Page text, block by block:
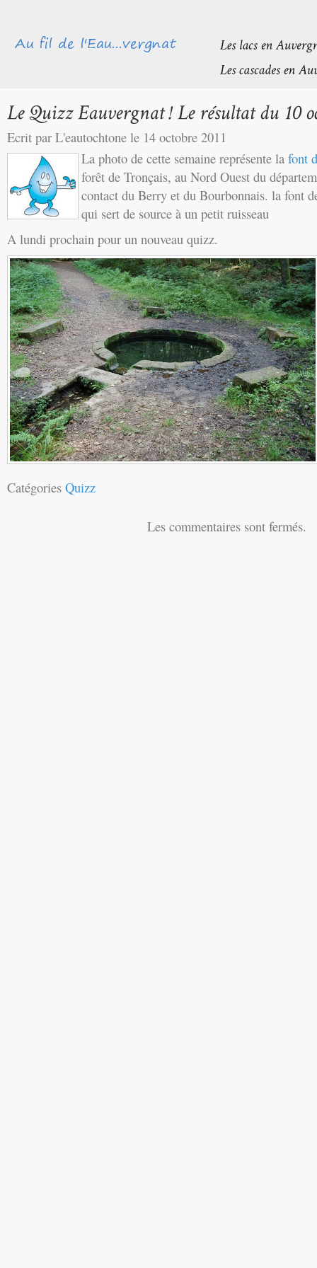
Ecrit par L'eautochtone le 14 octobre 2011
La photo de cette semaine représente la font
forêt de Tronçais, au Nord Ouest du
contact du Berry et du Bourbonnais. la font
qui sert de source à un petit ruisseau
A lundi prochain pour un nouveau quizz.
Catégories Quizz
Les commentaires sont fermés.